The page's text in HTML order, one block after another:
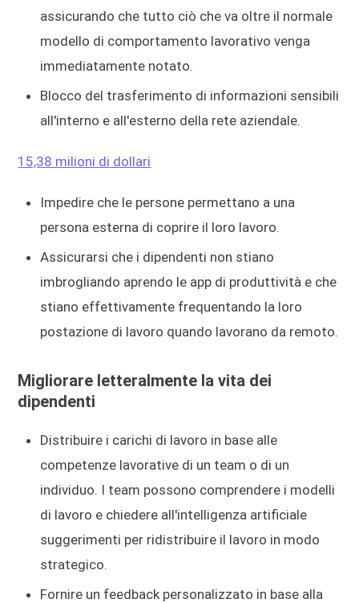
assicurando che tutto ciò che va oltre il normale
modello di comportamento lavorativo venga
immediatamente notato.
Blocco del trasferimento di informazioni sensibili
all'interno e all'esterno della rete aziendale.
15,38 milioni di dollari
Impedire che le persone permettano a una
persona esterna di coprire il loro lavoro.
Assicurarsi che i dipendenti non stiano
imbrogliando aprendo le app di produttività e che
stiano effettivamente frequentando la loro
postazione di lavoro quando lavorano da remoto.
Migliorare letteralmente la vita dei
dipendenti
Distribuire i carichi di lavoro in base alle
competenze lavorative di un team o di un
individuo. I team possono comprendere i modelli
di lavoro e chiedere all'intelligenza artificiale
suggerimenti per ridistribuire il lavoro in modo
strategico.
Fornire un feedback personalizzato in base alla